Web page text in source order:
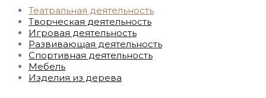
Театральная деятельность
Творческая деятельность
Игровая деятельность
Развивающая деятельность
Спортивная деятельность
Мебель
Изделия из дерева